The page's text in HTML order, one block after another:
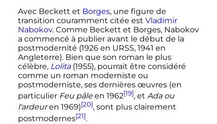
Avec Beckett et Borges, une figure de
transition couramment citée est Vladimir
Nabokov. Comme Beckett et Borges, Nabokov
a commencé à publier avant le début de la
postmodernité (1926 en URSS, 1941 en
Angleterre). Bien que son roman le plus
célèbre, Lolita(1955), pourrait être considéré
comme un roman moderniste ou
postmoderniste, ses dernières œuvres (en
particulier Feu pâleen 1962[19], et Ada ou
l'ardeuren 1969)[20], sont plus clairement
postmodernes[21].